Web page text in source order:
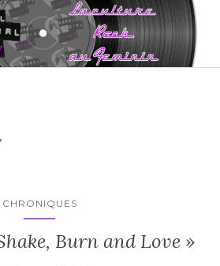
CHRONIQUES
Burn and Love »